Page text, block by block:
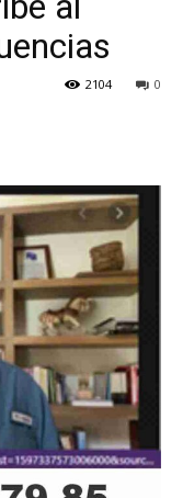
0
2104